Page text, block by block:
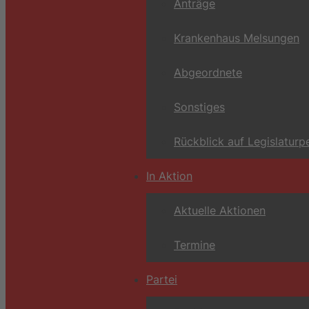
Anträge
Krankenhaus Melsungen
Abgeordnete
Sonstiges
Rückblick auf
In Aktion
Aktuelle Aktionen
Termine
Partei